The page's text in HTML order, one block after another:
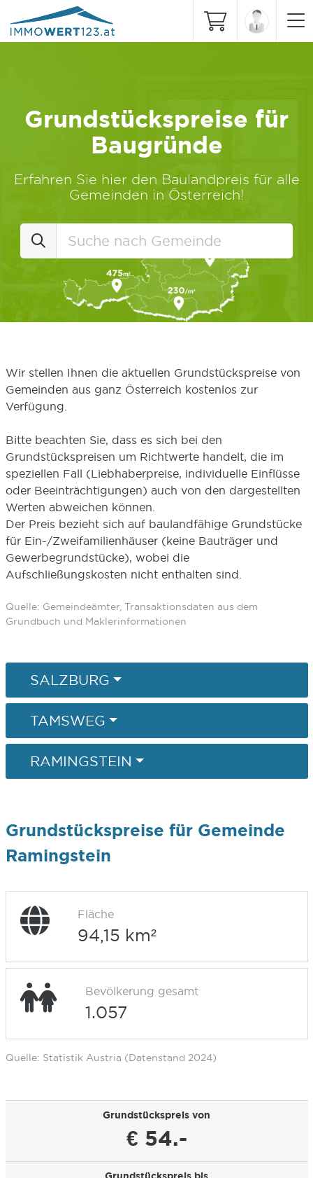
Grundstückspreise für
Baugründe
Erfahren Sie hier den Baulandpreis für alle
Gemeinden in Österreich!
Wir stellen Ihnen die aktuellen Grundstückspreise von
Gemeinden aus ganz Österreich kostenlos zur
Verfügung.
Bitte beachten Sie, dass es sich bei den
Grundstückspreisen um Richtwerte handelt, die im
speziellen Fall (Liebhaberpreise, individuelle Einflüsse
oder Beeinträchtigungen) auch von den dargestellten
Werten abweichen können.
Der Preis bezieht sich auf baulandfähige Grundstücke
für Ein-/Zweifamilienhäuser (keine Bauträger und
Gewerbegrundstücke), wobei die
Aufschließungskosten nicht enthalten sind.
Quelle: Gemeindeämter, Transaktionsdaten aus dem
Grundbuch und Maklerinformationen
SALZBURG
TAMSWEG
RAMINGSTEIN
Grundstückspreise für Gemeinde
Ramingstein
Fläche
94,15 km²
Bevölkerung gesamt
1.057
Quelle: Statistik Austria (Datenstand 2024)
Grundstückspreis von
€ 54.-